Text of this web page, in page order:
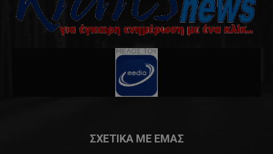
ΣΧΕΤΙΚΑ ΜΕ ΕΜΑΣ